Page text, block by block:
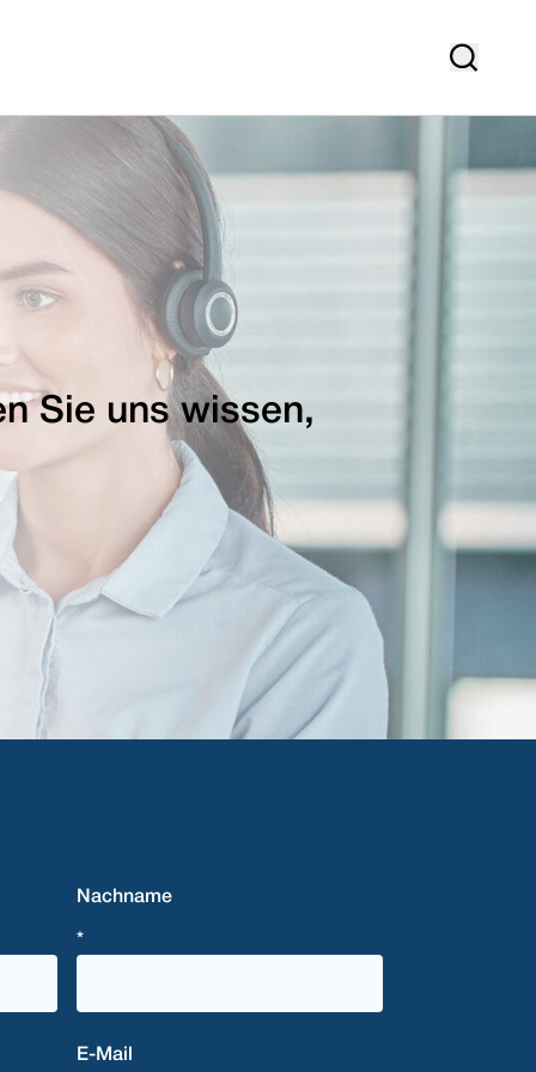
Sie uns wissen,
Nachname
*
E-Mail